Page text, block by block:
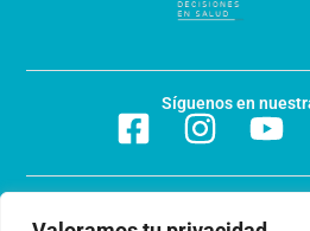
Síguenos en